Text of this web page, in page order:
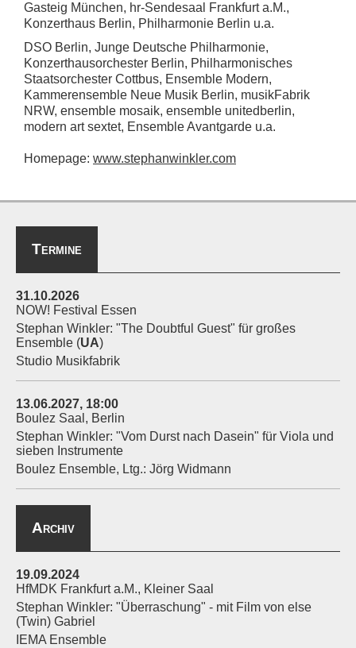
Gasteig München, hr-Sendesaal Frankfurt a.M.,
Konzerthaus Berlin, Philharmonie Berlin u.a.
DSO Berlin, Junge Deutsche Philharmonie,
Konzerthausorchester Berlin, Philharmonisches
Staatsorchester Cottbus, Ensemble Modern,
Kammerensemble Neue Musik Berlin, musikFabrik
NRW, ensemble mosaik, ensemble unitedberlin,
modern art sextet, Ensemble Avantgarde u.a.
Homepage: www.stephanwinkler.com
TermineTermine
31.10.2026
NOW! Festival Essen
Stephan Winkler: "The Doubtful Guest" für großes
Ensemble (UA)
Studio Musikfabrik
13.06.2027, 18:00
Boulez Saal, Berlin
Stephan Winkler: "Vom Durst nach Dasein" für Viola und
sieben Instrumente
Boulez Ensemble, Ltg.: Jörg Widmann
Archiv
19.09.2024
HfMDK Frankfurt a.M., Kleiner Saal
Stephan Winkler: "Überraschung" - mit Film von else
(Twin) Gabriel
IEMA Ensemble